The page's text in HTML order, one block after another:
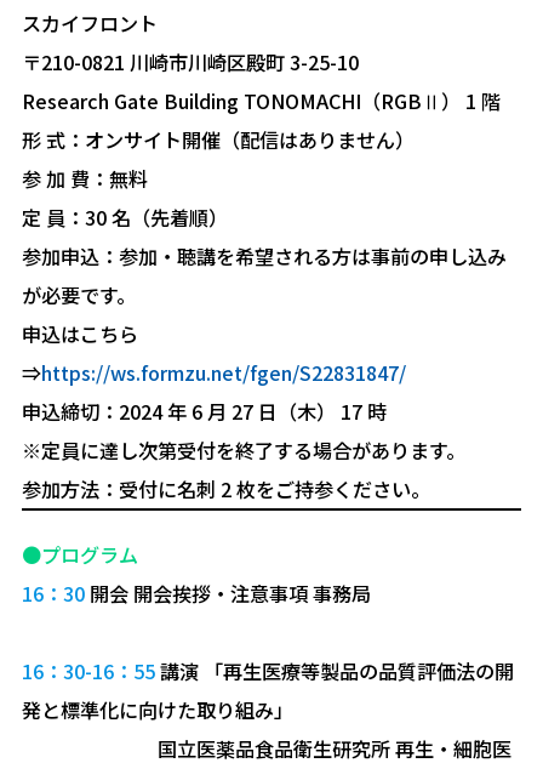
スカイフロント
〒210-0821 川崎市川崎区殿町 3-25-10
Research Gate Building TONOMACHI（RGBⅡ） 1 階
形 式：オンサイト開催（配信はありません）
参 加 費：無料
定 員：30 名（先着順）
参加申込：参加・聴講を希望される方は事前の申し込み
が必要です。
申込はこちら
⇒https://ws.formzu.net/fgen/S22831847/
申込締切：2024 年 6 月 27 日（木） 17 時
※定員に達し次第受付を終了する場合があります。
参加方法：受付に名刺 2 枚をご持参ください。
●プログラム
16：30開会 開会挨拶・注意事項 事務局
16：30-16：55講演 「再生医療等製品の品質評価法の開
発と標準化に向けた取り組み」
国立医薬品食品衛生研究所 再生・細胞医